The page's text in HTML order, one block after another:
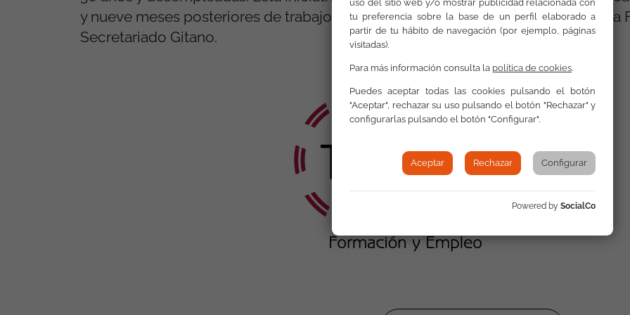
y nueve meses posteriores de trabajo en cada una de las sedes territoriales de la
Secretariado Gitano.
uso del sitio web y/o mostrar publicidad relacionada con
tu preferencia sobre la base de un perfil elaborado a
partir de tu hábito de navegación (por ejemplo, páginas
visitadas).
Para más información consulta la política de cookies.
Puedes aceptar todas las cookies pulsando el botón
"Aceptar", rechazar su uso pulsando el botón "Rechazar" y
configurarlas pulsando el botón "Configurar".
Aceptar Rechazar Configurar
Powered by SocialCo